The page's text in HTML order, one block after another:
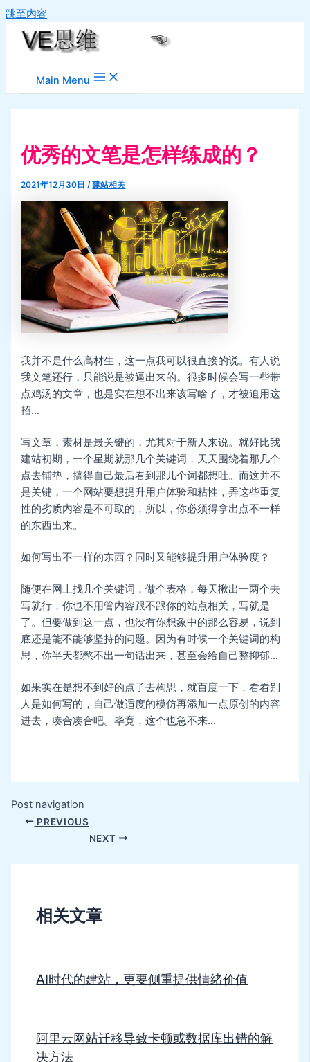
跳至内容
Main Menu
优秀的文笔是怎样练成的？
2021年12月30日/建站相关
我并不是什么高材生，这一点我可以很直接的说。有人说
我文笔还行，只能说是被逼出来的。很多时候会写一些带
点鸡汤的文章，也是实在想不出来该写啥了，才被迫用这
招…
写文章，素材是最关键的，尤其对于新人来说。就好比我
建站初期，一个星期就那几个关键词，天天围绕着那几个
点去铺垫，搞得自己最后看到那几个词都想吐。而这并不
是关键，一个网站要想提升用户体验和粘性，弄这些重复
性的劣质内容是不可取的，所以，你必须得拿出点不一样
的东西出来。
如何写出不一样的东西？同时又能够提升用户体验度？
随便在网上找几个关键词，做个表格，每天揪出一两个去
写就行，你也不用管内容跟不跟你的站点相关，写就是
了。但要做到这一点，也没有你想象中的那么容易，说到
底还是能不能够坚持的问题。因为有时候一个关键词的构
思，你半天都憋不出一句话出来，甚至会给自己整抑郁…
如果实在是想不到好的点子去构思，就百度一下，看看别
人是如何写的，自己做适度的模仿再添加一点原创的内容
进去，凑合凑合吧。毕竟，这个也急不来…
Post navigation
PREVIOUS
NEXT
相关文章
AI时代的建站，更要侧重提供情绪价值
阿里云网站迁移导致卡顿或数据库出错的解
决方法